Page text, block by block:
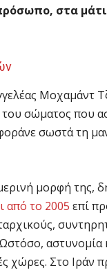
στα
Μοχαμάντ
σώματος που
σωστά τη
μορφή της,
από το 2005 επί
χώρες. Στο Ιράν